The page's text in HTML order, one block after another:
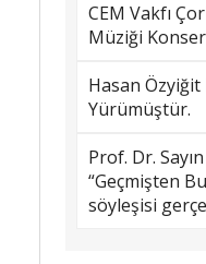
CEM Vakfı
Müziği
Hasan
Yürümüştür.
Prof. Dr.
“Geçmişten
söyleşisi